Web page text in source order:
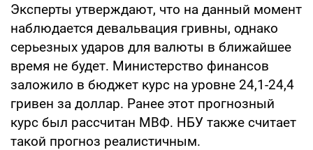
Эксперты утверждают, что на данный момент
наблюдается девальвация гривны, однако
серьезных ударов для валюты в ближайшее
время не будет. Министерство финансов
заложило в бюджет курс на уровне 24,1-24,4
гривен за доллар. Ранее этот прогнозный
курс был рассчитан МВФ. НБУ также считает
такой прогноз реалистичным.